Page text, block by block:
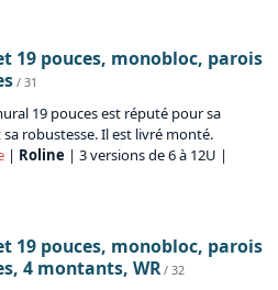
19 pouces, monobloc, parois
/ 31
19 pouces est réputé pour sa
robustesse. Il est livré monté.
| Roline | 3 versions de 6 à 12U |
19 pouces, monobloc, parois
4 montants, WR / 32